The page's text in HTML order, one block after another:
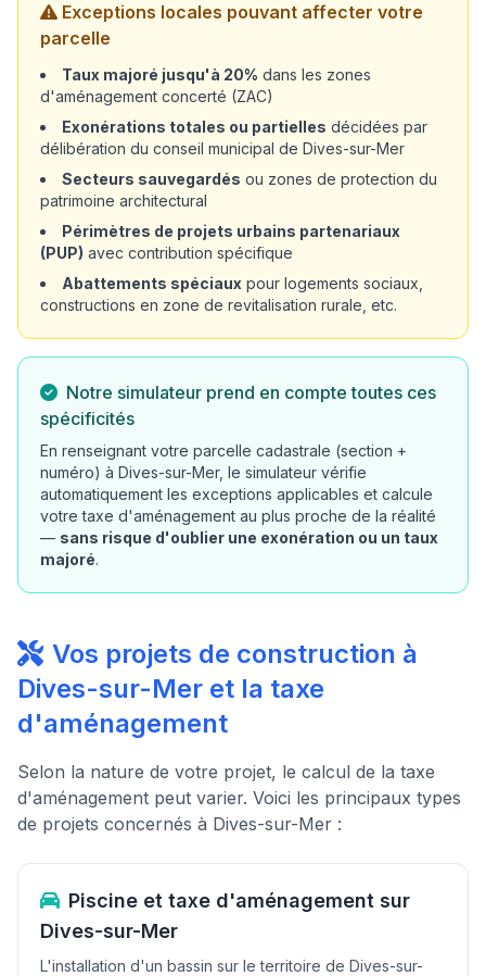
Exceptions locales pouvant affecter votre
parcelle
Taux majoré jusqu'à 20% dans les zones
d'aménagement concerté (ZAC)
Exonérations totales ou partielles décidées par
délibération du conseil municipal de Dives-sur-Mer
Secteurs sauvegardés ou zones de protection du
patrimoine architectural
Périmètres de projets urbains partenariaux
(PUP) avec contribution spécifique
Abattements spéciaux pour logements sociaux,
constructions en zone de revitalisation rurale, etc.
Notre simulateur prend en compte toutes ces
spécificités
En renseignant votre parcelle cadastrale (section +
numéro) à Dives-sur-Mer, le simulateur vérifie
automatiquement les exceptions applicables et calcule
votre taxe d'aménagement au plus proche de la réalité
— sans risque d'oublier une exonération ou un taux
majoré.
Vos projets de construction à
Dives-sur-Mer et la taxe
d'aménagement
Selon la nature de votre projet, le calcul de la taxe
d'aménagement peut varier. Voici les principaux types
de projets concernés à Dives-sur-Mer :
Piscine et taxe d'aménagement sur
Dives-sur-Mer
L'installation d'un bassin sur le territoire de Dives-sur-